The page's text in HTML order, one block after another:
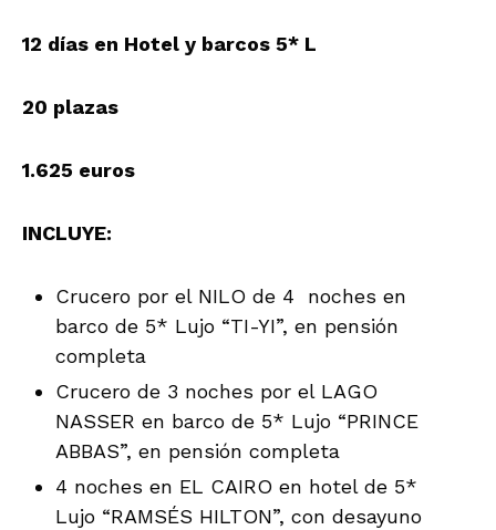
12 días en Hotel y barcos 5* L
20 plazas
1.625 euros
INCLUYE:
Crucero por el NILO de 4 noches en
barco de 5* Lujo “TI-YI”, en pensión
completa
Crucero de 3 noches por el LAGO
NASSER en barco de 5* Lujo “PRINCE
ABBAS”, en pensión completa
4 noches en EL CAIRO en hotel de 5*
Lujo “RAMSÉS HILTON”, con desayuno